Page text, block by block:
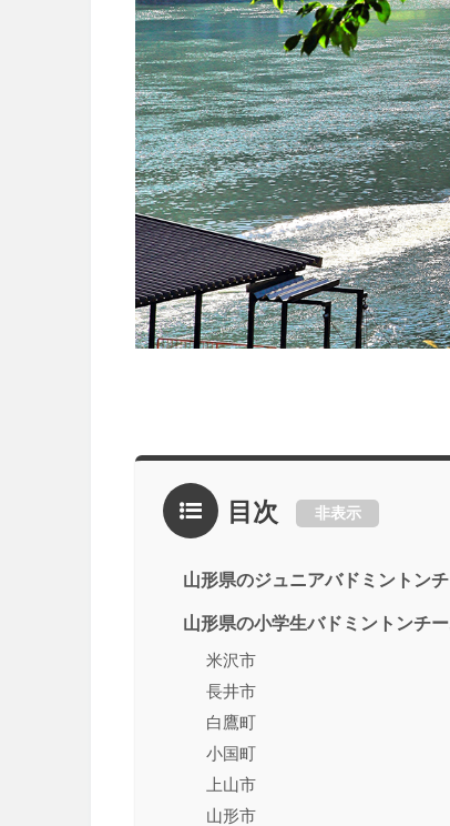
目次 非表示
山形県のジュニアバドミントン
山形県の小学生バドミントンチ
米沢市
長井市
白鷹町
小国町
上山市
山形市